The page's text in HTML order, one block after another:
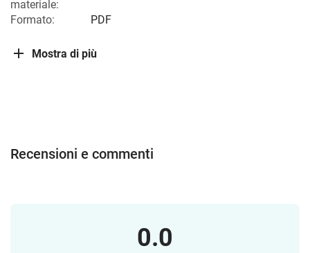
materiale:
Formato: PDF
Mostra di più
Recensioni e commenti
0.0